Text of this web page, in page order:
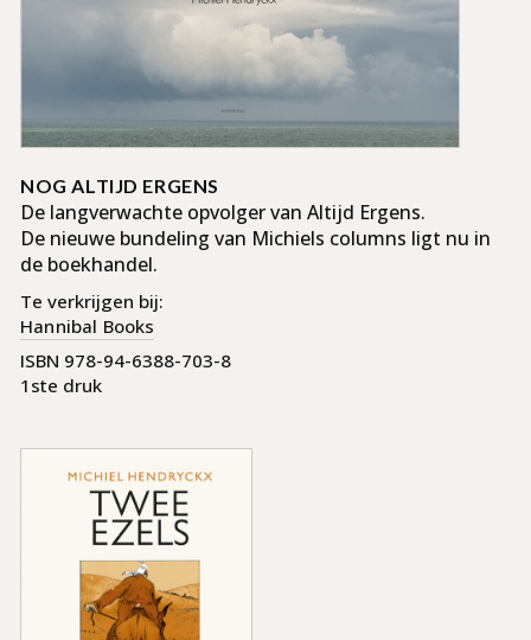
NOG ALTIJD ERGENS
De langverwachte opvolger van Altijd Ergens.
De nieuwe bun­de­ling van Michiels columns ligt nu in
de boekhandel.
Te verkrijgen bij:
Hannibal Books
ISBN 978-94-6388-703-8
1ste druk